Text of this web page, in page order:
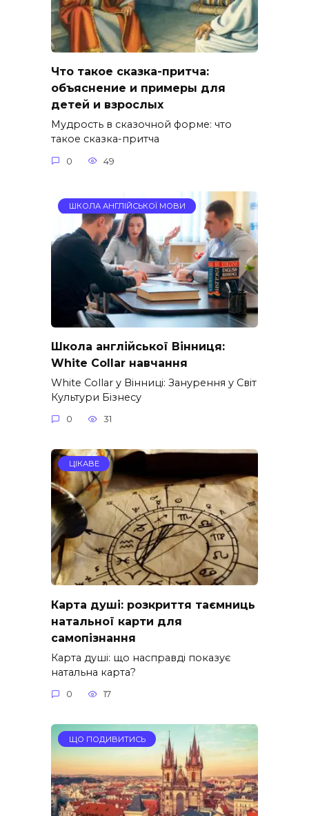
Что такое сказка-притча:
объяснение и примеры для
детей и взрослых
Мудрость в сказочной форме: что
такое сказка-притча
0 49
ШКОЛА АНГЛІЙСЬКОЇ МОВИ
Школа англійської Вінниця:
White Collar навчання
White Collar у Вінниці: Занурення у Світ
Культури Бізнесу
0 31
ЦІКАВЕ
Карта душі: розкриття таємниць
натальної карти для
самопізнання
Карта душі: що насправді показує
натальна карта?
0 17
ЩО ПОДИВИТИСЬ